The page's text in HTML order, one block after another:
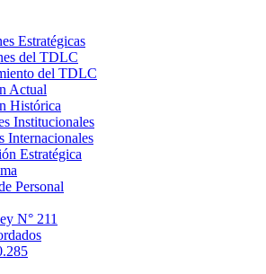
Estratégicas
del TDLC
del TDLC
Actual
Histórica
Institucionales
Internacionales
Estratégica
Personal
N° 211